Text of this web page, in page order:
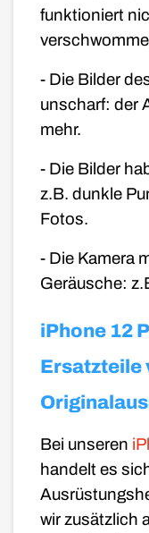
funktioniert
- Die Bilder
unscharf: der
mehr.
- Die Bilder
z.B. dunkle
Fotos.
- Die Kamera
Geräusche:
iPhone 12
Ersatzteile
Bei unseren
handelt es
wir zusätzlich